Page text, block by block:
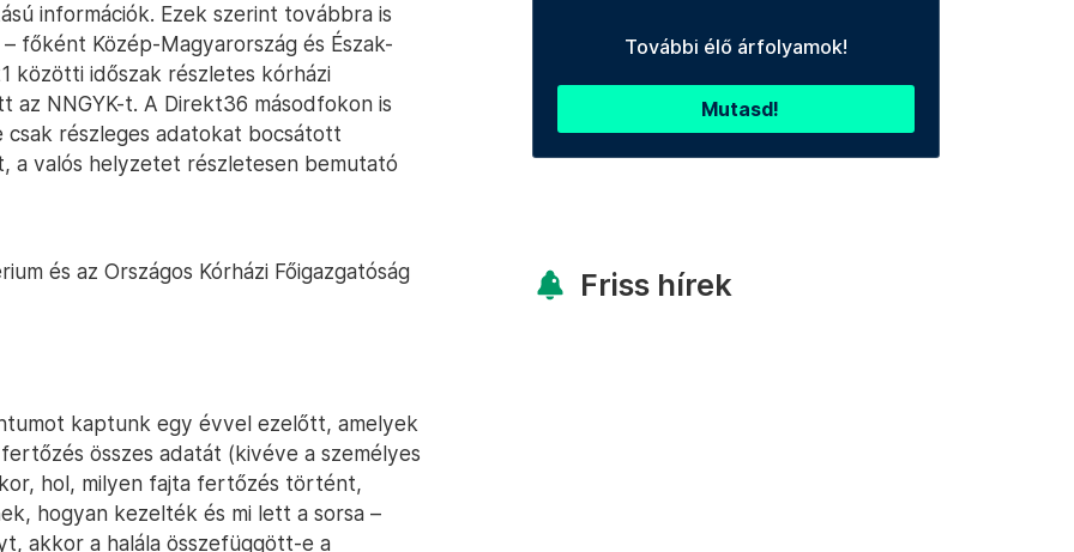
információk. Ezek szerint továbbra is
főként Közép-Magyarország és Észak-
közötti időszak részletes kórházi
NNGYK-t. A Direkt36 másodfokon is
részleges adatokat bocsátott
a valós helyzetet részletesen bemutató
és az Országos Kórházi Főigazgatóság
kaptunk egy évvel ezelőtt, amelyek
összes adatát (kivéve a személyes
hol, milyen fajta fertőzés történt,
hogyan kezelték és mi lett a sorsa –
akkor a halála összefüggött-e a
További élő árfolyamok!
Mutasd!
Friss hírek